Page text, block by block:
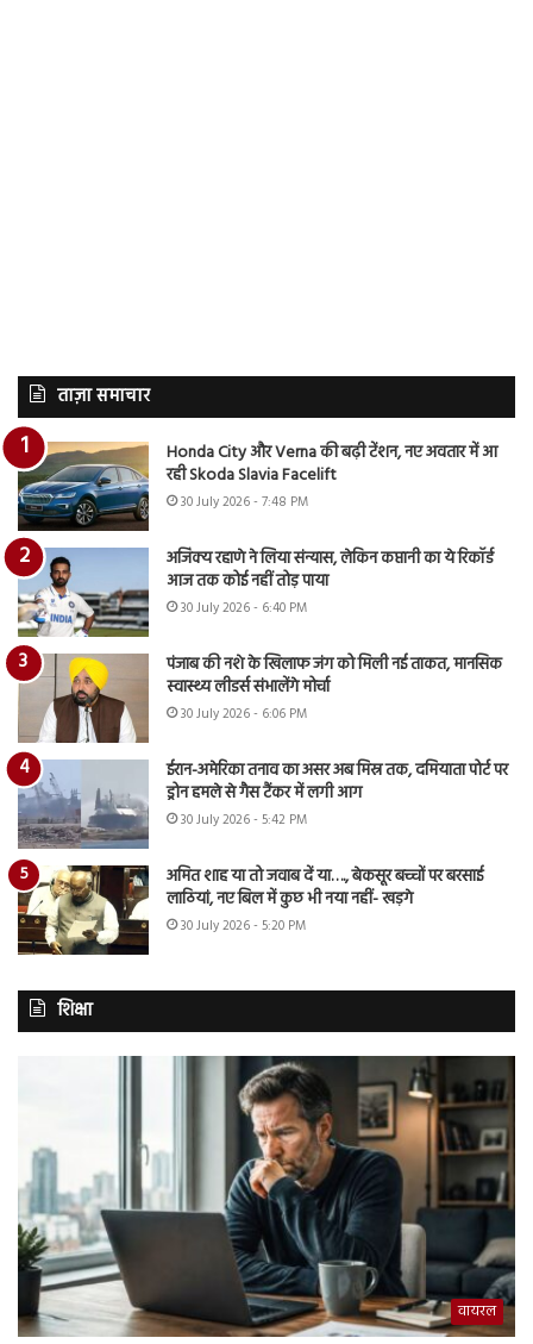
ताज़ा समाचार
Honda City और Verna की बढ़ी टेंशन, नए अवतार में आ
रही Skoda Slavia Facelift
30 July 2026 - 7:48 PM
अजिंक्य रहाणे ने लिया संन्यास, लेकिन कप्तानी का ये रिकॉर्ड
आज तक कोई नहीं तोड़ पाया
30 July 2026 - 6:40 PM
पंजाब की नशे के खिलाफ जंग को मिली नई ताकत, मानसिक
स्वास्थ्य लीडर्स संभालेंगे मोर्चा
30 July 2026 - 6:06 PM
ईरान-अमेरिका तनाव का असर अब मिस्र तक, दमियाता पोर्ट पर
ड्रोन हमले से गैस टैंकर में लगी आग
30 July 2026 - 5:42 PM
अमित शाह या तो जवाब दें या…., बेकसूर बच्चों पर बरसाई
लाठियां, नए बिल में कुछ भी नया नहीं- खड़गे
30 July 2026 - 5:20 PM
शिक्षा
वायरल